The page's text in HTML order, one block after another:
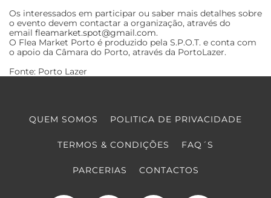
Os interessados em participar ou saber mais detalhes sobre
o evento devem contactar a organização, através do
email fleamarket.spot@gmail.com.
O Flea Market Porto é produzido pela S.P.O.T. e conta com
o apoio da Câmara do Porto, através da PortoLazer.
Fonte: Porto Lazer
QUEM SOMOS POLITICA DE PRIVACIDADE
TERMOS & CONDIÇÕES FAQ´S
PARCERIAS CONTACTOS